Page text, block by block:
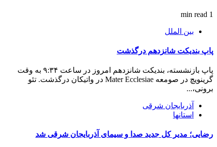
1 min read
بین الملل
پاپ بندیکت شانزدهم درگذشت
پاپ بازنشسته، بندیکت شانزدهم امروز در ساعت ۹:۳۴ به وقت
گرینویچ در صومعه Mater Ecclesiae در واتیکان درگذشت. تئو
برونی،...
آذربایجان شرقی
استانها
رضایی؛ مدیر کل جدید صدا و سیمای آذربایجان شرقی شد